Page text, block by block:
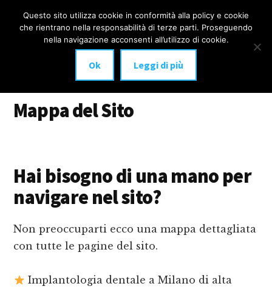
Additional
menu
IMPLANTOLOGIA
DENTALE
anche
a
Menu
Mappa del Sito
Hai bisogno di una mano per
navigare nel sito?
Non preoccuparti ecco una mappa dettagliata
con tutte le pagine del sito.
Implantologia dentale a Milano di alta
Questo sito utilizza cookie in conformità alla policy e cookie
che rientrano nella responsabilità di terze parti. Proseguendo
nella navigazione acconsenti all’utilizzo di cookie.
Ok Leggi di più